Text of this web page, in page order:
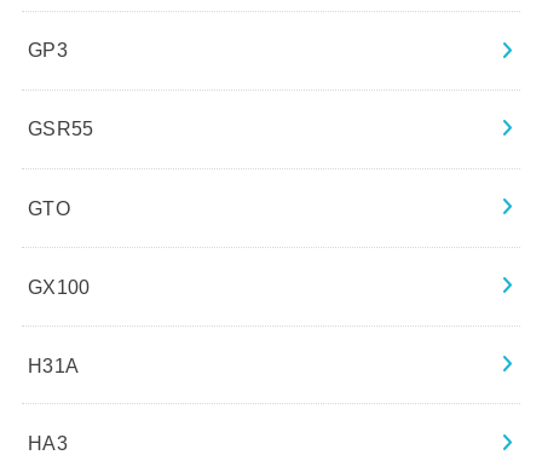
GP3
GSR55
GTO
GX100
H31A
HA3